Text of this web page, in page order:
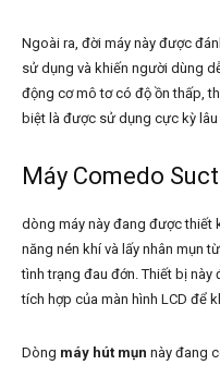
Ngoài ra, đời máy này được
sử dụng và khiến người dùng
động cơ mô tơ có độ ồn thấp,
biệt là được sử dụng cực kỳ
Máy Comedo
dòng máy này đang được thiết
năng nén khí và lấy nhân mụn
tình trạng đau đớn. Thiết bị
tích hợp của màn hình LCD để
Dòng máy hút mụn này đang